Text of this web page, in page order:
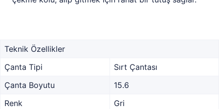
Teknik Özellikler
Çanta Tipi
Sırt Çantası
Çanta Boyutu
15.6
Renk
Gri